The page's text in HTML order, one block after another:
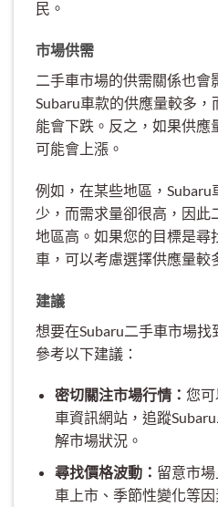
民。
市場供需
二手車市場的供需關係也會
Subaru車款的供應量較多
能會下跌。反之，如果供應
可能會上漲。
例如，在某些地區，
少，而需求量卻很高，因此
地區高。如果您的目標是尋
車，可以考慮選擇供應量較
建議
想要在Subaru二手車市場
參考以下建議：
密切關注市場行情： 您
車資訊網站，追蹤
解市場狀況。
尋找價格波動： 留意市
車上市、季節性變化等